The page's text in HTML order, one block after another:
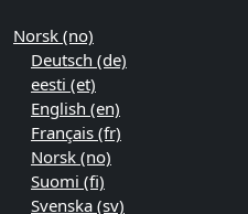
Norsk ‎(no)‎
Deutsch ‎(de)‎
eesti ‎(et)‎
English ‎(en)‎
Français ‎(fr)‎
Norsk ‎(no)‎
Suomi ‎(fi)‎
Svenska ‎(sv)‎